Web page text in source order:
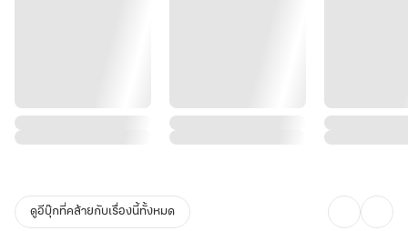
ดูอีบุ๊กที่คล้ายกับเรื่องนี้ทั้งหมด